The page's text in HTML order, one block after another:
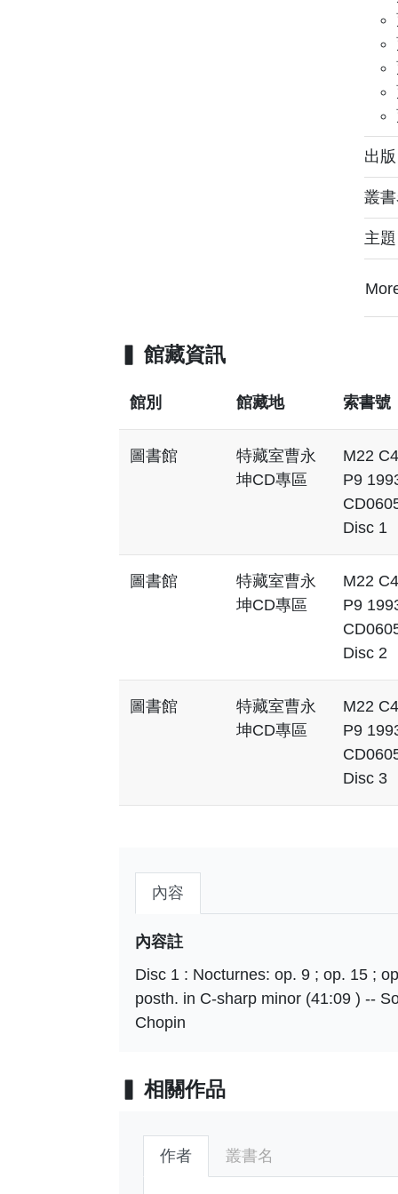
出
叢
主
館藏資訊
館別 館藏地 索書號
圖書館
特藏室曹永
坤CD專區
M22
P9
Disc 1
圖書館
特藏室曹永
坤CD專區
M22
P9
Disc 2
圖書館
特藏室曹永
坤CD專區
M22
P9
Disc 3
內容
內容註
Disc 1 : Nocturnes: op. 9 ; op. 15 ;
posth. in C-sharp minor (41:09 ) --
Chopin
相關作品
作者 叢書名